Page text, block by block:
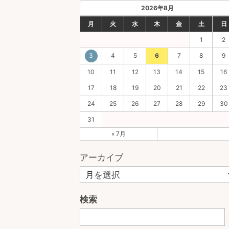
2026年8月
月 火 水 木 金 土 日
1 2
3 4 5 6 7 8 9
10 11 12 13 14 15 16
17 18 19 20 21 22 23
24 25 26 27 28 29 30
31
« 7月
アーカイブ
検索